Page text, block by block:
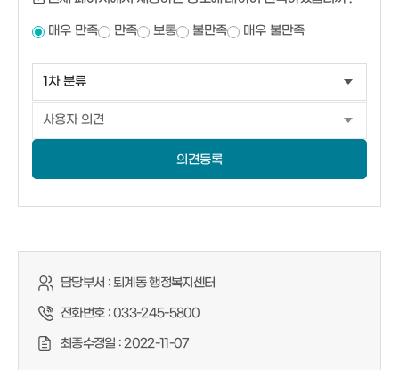
매우 만족 만족 보통 불만족 매우 불만족
의견등록
담당부서 :퇴계동 행정복지센터
전화번호 :033-245-5800
최종수정일 :2022-11-07